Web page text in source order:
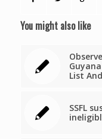
You might also like
List
SSFL